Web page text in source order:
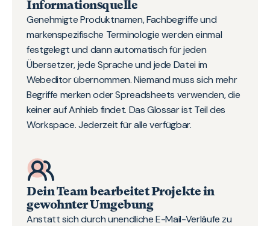
Informationsquelle
Genehmigte Produktnamen, Fachbegriffe und
markenspezifische Terminologie werden einmal
festgelegt und dann automatisch für jeden
Übersetzer, jede Sprache und jede Datei im
Webeditor übernommen. Niemand muss sich mehr
Begriffe merken oder Spreadsheets verwenden, die
keiner auf Anhieb findet. Das Glossar ist Teil des
Workspace. Jederzeit für alle verfügbar.
Dein Team bearbeitet Projekte in
gewohnter Umgebung
Anstatt sich durch unendliche E-Mail-Verläufe zu